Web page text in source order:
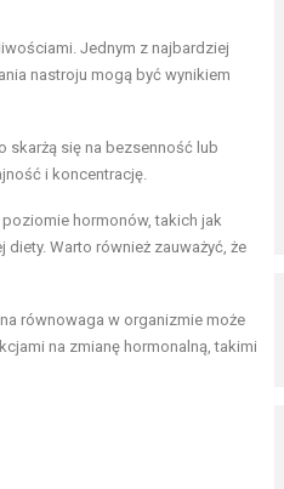
Jednym z najbardziej
nastroju mogą być wynikiem
skarżą się na bezsenność lub
i koncentrację.
hormonów, takich jak
Warto również zauważyć, że
równowaga w organizmie może
na zmianę hormonalną, takimi